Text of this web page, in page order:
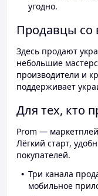
угодно.
Продавцы со
Здесь продают
небольшие
производители и
поддерживает
Для тех, кто
Prom —
Лёгкий старт,
покупателей.
Три канала
мобильное